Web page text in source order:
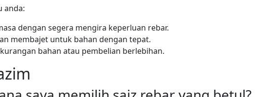
anda:
dengan segera mengira keperluan rebar.
membajet untuk bahan dengan tepat.
bahan atau pembelian berlebihan.